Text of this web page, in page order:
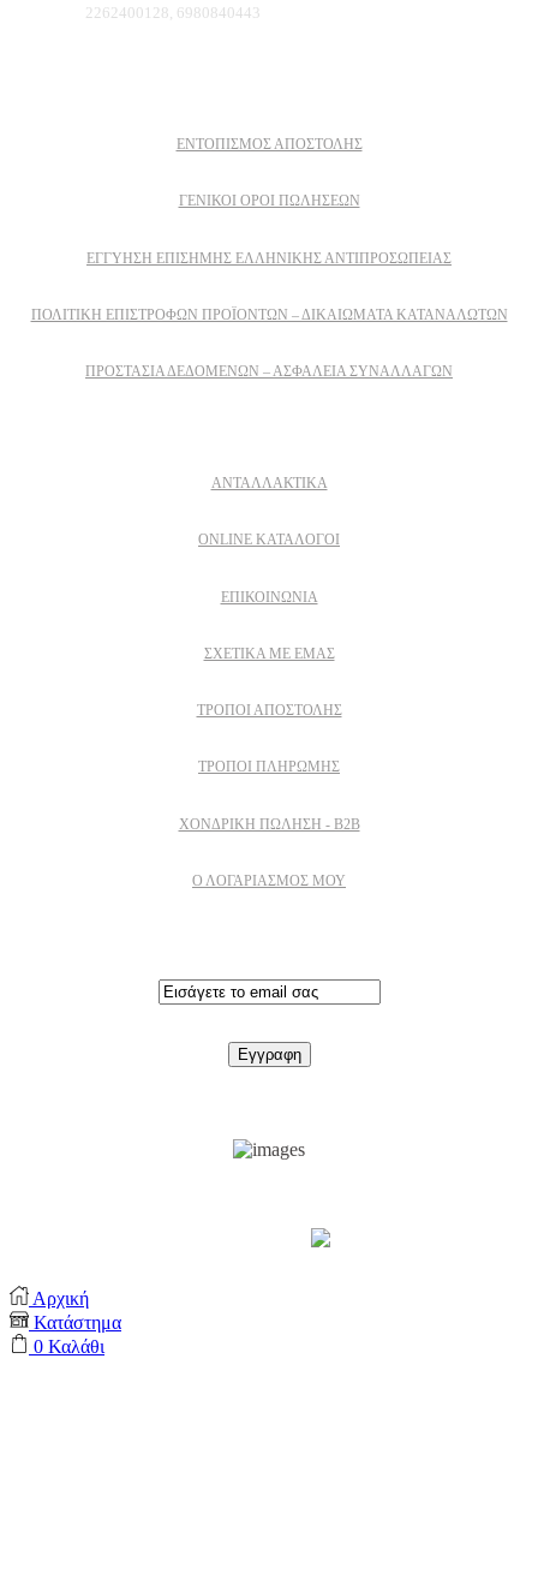
2262400128, 6980840443
ΕΝΤΟΠΙΣΜΟΣ ΑΠΟΣΤΟΛΗΣ
ΓΕΝΙΚΟΙ ΟΡΟΙ ΠΩΛΗΣΕΩΝ
ΕΓΓΎΗΣΗ ΕΠΊΣΗΜΗΣ ΕΛΛΗΝΙΚΉΣ ΑΝΤΙΠΡΟΣΩΠΕΊΑΣ
ΠΟΛΙΤΙΚΉ ΕΠΙΣΤΡΟΦΏΝ ΠΡΟΪΌΝΤΩΝ – ΔΙΚΑΙΏΜΑΤΑ ΚΑΤΑΝΑΛΩΤΏΝ
ΠΡΟΣΤΑΣΊΑ ΔΕΔΟΜΈΝΩΝ – ΑΣΦΆΛΕΙΑ ΣΥΝΑΛΛΑΓΏΝ
ΑΝΤΑΛΛΑΚΤΙΚΑ
ONLINE ΚΑΤΑΛΟΓΟΙ
ΕΠΙΚΟΙΝΩΝΙΑ
ΣΧΕΤΙΚΆ ΜΕ ΕΜΆΣ
ΤΡΌΠΟΙ ΑΠΟΣΤΟΛΉΣ
ΤΡΌΠΟΙ ΠΛΗΡΩΜΉΣ
ΧΟΝΔΡΙΚΉ ΠΏΛΗΣΗ - B2B
Ο ΛΟΓΑΡΙΑΣΜΟΣ ΜΟΥ
Αρχική
Κατάστημα
0 Καλάθι